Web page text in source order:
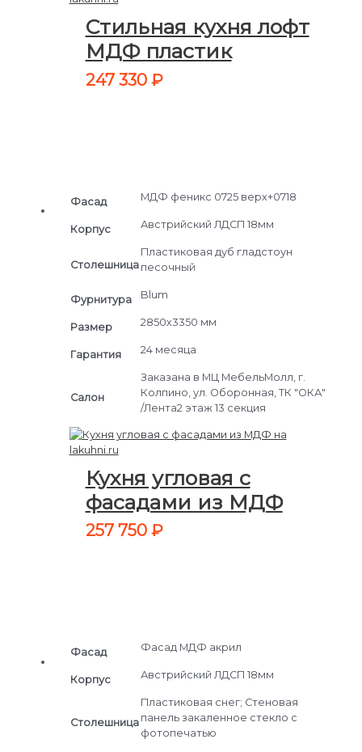
Стильная кухня лофт
МДФ пластик
247 330 ₽
Фасад МДФ феникс 0725 верх+0718
Корпус Австрийский ЛДСП 18мм
Cтолешница
Пластиковая дуб гладстоун
песочный
Фурнитура Blum
Размер 2850х3350 мм
Гарантия 24 месяца
Салон
Заказана в МЦ МебельМолл, г.
Колпино, ул. Оборонная, ТК "ОКА"
/Лента2 этаж 13 секция
Кухня угловая с
фасадами из МДФ
257 750 ₽
Фасад Фасад МДФ акрил
Корпус Австрийский ЛДСП 18мм
Cтолешница
Пластиковая снег; Стеновая
панель закаленное стекло с
фотопечатью